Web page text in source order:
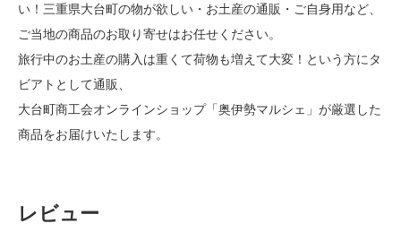
い！三重県大台町の物が欲しい・お土産の通販・ご自身用など、
ご当地の商品のお取り寄せはお任せください。
旅行中のお土産の購入は重くて荷物も増えて大変！という方にタ
ビアトとして通販、
大台町商工会オンラインショップ「奥伊勢マルシェ」が厳選した
商品をお届けいたします。
レビュー